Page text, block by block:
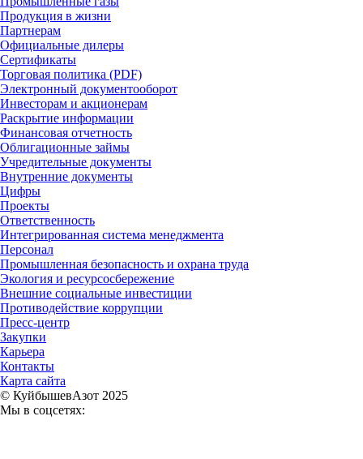
Продукция в жизни
Партнерам
Официальные дилеры
Сертификаты
Торговая политика (PDF)
Электронный документооборот
Инвесторам и акционерам
Раскрытие информации
Финансовая отчетность
Облигационные займы
Учредительные документы
Внутренние документы
Цифры
Проекты
Ответственность
Интегрированная система менеджмента
Персонал
Промышленная безопасность и охрана труда
Экология и ресурсосбережение
Внешние социальные инвестиции
Противодействие коррупции
Пресс-центр
Закупки
Карьера
Контакты
Карта сайта
© КуйбышевАзот 2025
Мы в соцсетях: